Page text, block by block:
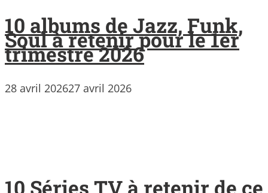
10 albums de Jazz, Funk,
Soul à retenir pour le 1er
trimestre 2026
28 avril 202627 avril 2026
10 Séries TV à retenir de ce